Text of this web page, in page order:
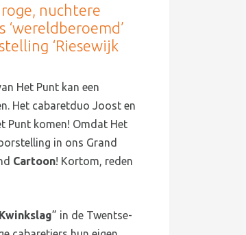
nuchtere
‘Riesewijk
Het Punt kan een
Het cabaretduo Joost en
Punt komen! Omdat Het
in ons Grand
Cartoon! Kortom, reden
” in de Twentse-